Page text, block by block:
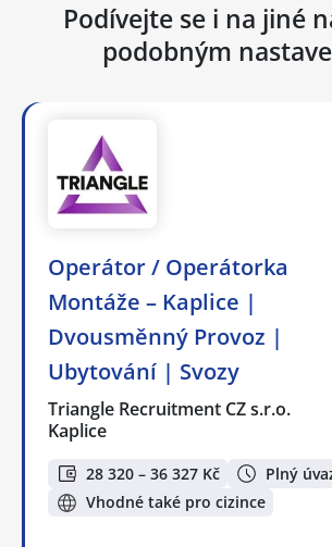
Podívejte se i na jiné
podobným
Operátor / Operátorka
Montáže – Kaplice |
Dvousměnný Provoz |
Ubytování | Svozy
Triangle Recruitment CZ s.r.o.
Kaplice
28 320 – 36 327 Kč
Plný
Vhodné také pro cizince